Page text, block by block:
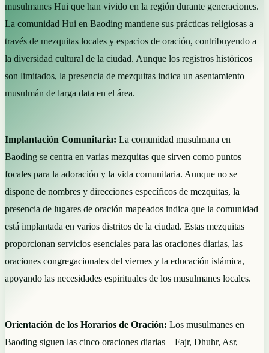
musulmanes Hui que han vivido en la región durante generaciones.
La comunidad Hui en Baoding mantiene sus prácticas religiosas a
través de mezquitas locales y espacios de oración, contribuyendo a
la diversidad cultural de la ciudad. Aunque los registros históricos
son limitados, la presencia de mezquitas indica un asentamiento
musulmán de larga data en el área.
Implantación Comunitaria: La comunidad musulmana en
Baoding se centra en varias mezquitas que sirven como puntos
focales para la adoración y la vida comunitaria. Aunque no se
dispone de nombres y direcciones específicos de mezquitas, la
presencia de lugares de oración mapeados indica que la comunidad
está implantada en varios distritos de la ciudad. Estas mezquitas
proporcionan servicios esenciales para las oraciones diarias, las
oraciones congregacionales del viernes y la educación islámica,
apoyando las necesidades espirituales de los musulmanes locales.
Orientación de los Horarios de Oración: Los musulmanes en
Baoding siguen las cinco oraciones diarias—Fajr, Dhuhr, Asr,